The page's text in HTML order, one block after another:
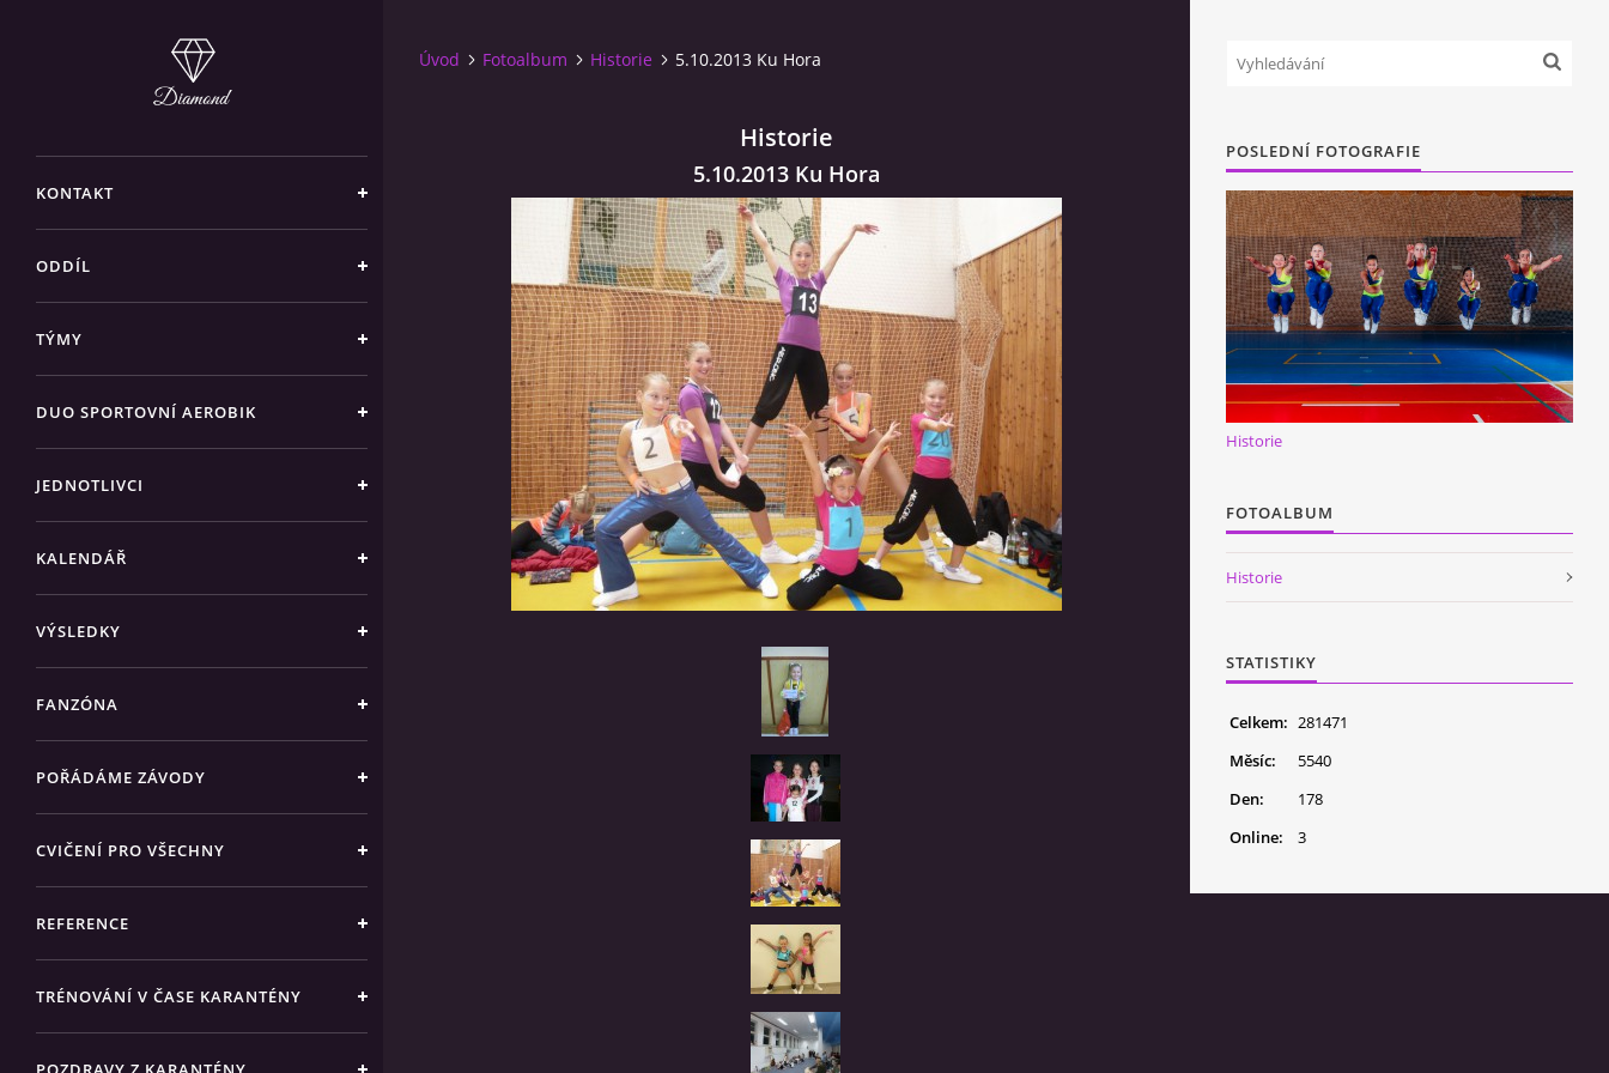
KONTAKT
ODDÍL
TÝMY
DUO SPORTOVNÍ AEROBIK
JEDNOTLIVCI
KALENDÁŘ
VÝSLEDKY
FANZÓNA
POŘÁDÁME ZÁVODY
CVIČENÍ PRO VŠECHNY
REFERENCE
TRÉNOVÁNÍ V ČASE KARANTÉNY
Úvod Fotoalbum Historie 5.10.2013 Ku Hora
Historie
5.10.2013 Ku Hora
POSLEDNÍ FOTOGRAFIE
Historie
FOTOALBUM
Historie
STATISTIKY
Online: 3
Celkem: 281471
Měsíc:
5540
Den:
178